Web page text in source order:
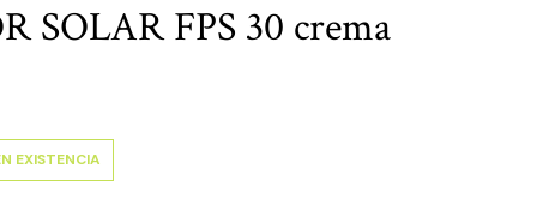
SOLAR FPS 30 crema
EXISTENCIA